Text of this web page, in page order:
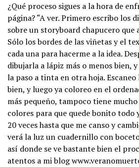
¿Qué proceso sigues a la hora de
página? “A ver. Primero escribo los
sobre un storyboard chapucero que
Sólo los bordes de las viñetas y el
cada una para hacerme a la idea.
dibujarla a lápiz más o menos bien,
la paso a tinta en otra hoja.
bien, y luego ya coloreo en el
más pequeño, tampoco tiene
colores para que quede bonito todo
20 veces hasta que me canso y
verá la luz un cuadernillo con
así donde se ve bastante bien el
atentos a mi blog